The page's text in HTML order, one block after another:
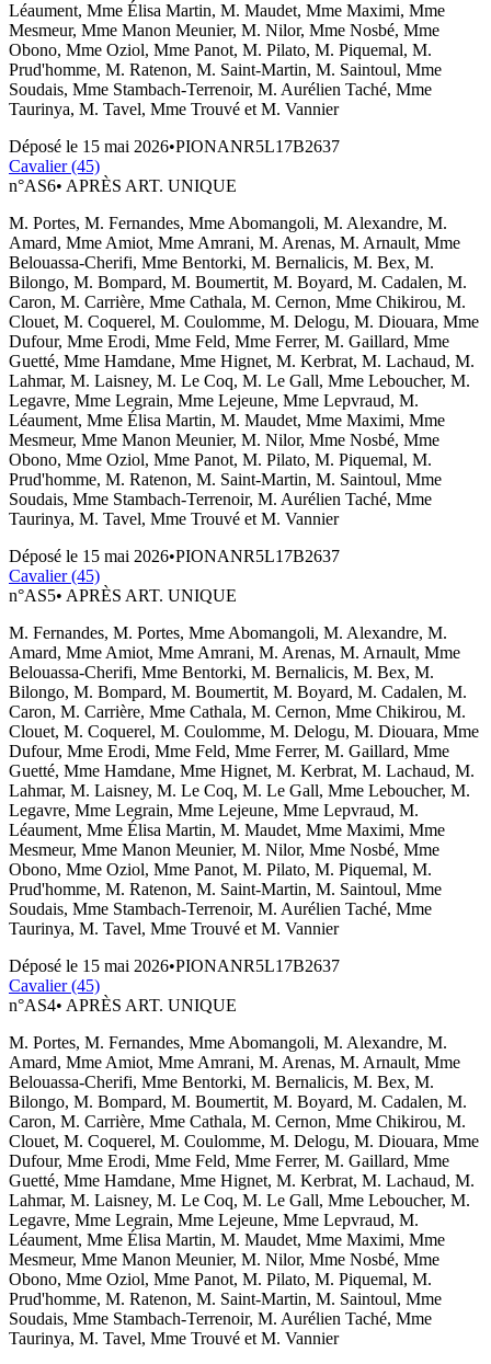
Léaument, Mme Élisa Martin, M. Maudet, Mme Maximi, Mme
Mesmeur, Mme Manon Meunier, M. Nilor, Mme Nosbé, Mme
Obono, Mme Oziol, Mme Panot, M. Pilato, M. Piquemal, M.
Prud'homme, M. Ratenon, M. Saint-Martin, M. Saintoul, Mme
Soudais, Mme Stambach-Terrenoir, M. Aurélien Taché, Mme
Taurinya, M. Tavel, Mme Trouvé et M. Vannier
Déposé le 15 mai 2026•PIONANR5L17B2637
Cavalier (45)
n°AS6• APRÈS ART. UNIQUE
M. Portes, M. Fernandes, Mme Abomangoli, M. Alexandre, M.
Amard, Mme Amiot, Mme Amrani, M. Arenas, M. Arnault, Mme
Belouassa-Cherifi, Mme Bentorki, M. Bernalicis, M. Bex, M.
Bilongo, M. Bompard, M. Boumertit, M. Boyard, M. Cadalen, M.
Caron, M. Carrière, Mme Cathala, M. Cernon, Mme Chikirou, M.
Clouet, M. Coquerel, M. Coulomme, M. Delogu, M. Diouara, Mme
Dufour, Mme Erodi, Mme Feld, Mme Ferrer, M. Gaillard, Mme
Guetté, Mme Hamdane, Mme Hignet, M. Kerbrat, M. Lachaud, M.
Lahmar, M. Laisney, M. Le Coq, M. Le Gall, Mme Leboucher, M.
Legavre, Mme Legrain, Mme Lejeune, Mme Lepvraud, M.
Léaument, Mme Élisa Martin, M. Maudet, Mme Maximi, Mme
Mesmeur, Mme Manon Meunier, M. Nilor, Mme Nosbé, Mme
Obono, Mme Oziol, Mme Panot, M. Pilato, M. Piquemal, M.
Prud'homme, M. Ratenon, M. Saint-Martin, M. Saintoul, Mme
Soudais, Mme Stambach-Terrenoir, M. Aurélien Taché, Mme
Taurinya, M. Tavel, Mme Trouvé et M. Vannier
Déposé le 15 mai 2026•PIONANR5L17B2637
Cavalier (45)
n°AS5• APRÈS ART. UNIQUE
M. Fernandes, M. Portes, Mme Abomangoli, M. Alexandre, M.
Amard, Mme Amiot, Mme Amrani, M. Arenas, M. Arnault, Mme
Belouassa-Cherifi, Mme Bentorki, M. Bernalicis, M. Bex, M.
Bilongo, M. Bompard, M. Boumertit, M. Boyard, M. Cadalen, M.
Caron, M. Carrière, Mme Cathala, M. Cernon, Mme Chikirou, M.
Clouet, M. Coquerel, M. Coulomme, M. Delogu, M. Diouara, Mme
Dufour, Mme Erodi, Mme Feld, Mme Ferrer, M. Gaillard, Mme
Guetté, Mme Hamdane, Mme Hignet, M. Kerbrat, M. Lachaud, M.
Lahmar, M. Laisney, M. Le Coq, M. Le Gall, Mme Leboucher, M.
Legavre, Mme Legrain, Mme Lejeune, Mme Lepvraud, M.
Léaument, Mme Élisa Martin, M. Maudet, Mme Maximi, Mme
Mesmeur, Mme Manon Meunier, M. Nilor, Mme Nosbé, Mme
Obono, Mme Oziol, Mme Panot, M. Pilato, M. Piquemal, M.
Prud'homme, M. Ratenon, M. Saint-Martin, M. Saintoul, Mme
Soudais, Mme Stambach-Terrenoir, M. Aurélien Taché, Mme
Taurinya, M. Tavel, Mme Trouvé et M. Vannier
Déposé le 15 mai 2026•PIONANR5L17B2637
Cavalier (45)
n°AS4• APRÈS ART. UNIQUE
M. Portes, M. Fernandes, Mme Abomangoli, M. Alexandre, M.
Amard, Mme Amiot, Mme Amrani, M. Arenas, M. Arnault, Mme
Belouassa-Cherifi, Mme Bentorki, M. Bernalicis, M. Bex, M.
Bilongo, M. Bompard, M. Boumertit, M. Boyard, M. Cadalen, M.
Caron, M. Carrière, Mme Cathala, M. Cernon, Mme Chikirou, M.
Clouet, M. Coquerel, M. Coulomme, M. Delogu, M. Diouara, Mme
Dufour, Mme Erodi, Mme Feld, Mme Ferrer, M. Gaillard, Mme
Guetté, Mme Hamdane, Mme Hignet, M. Kerbrat, M. Lachaud, M.
Lahmar, M. Laisney, M. Le Coq, M. Le Gall, Mme Leboucher, M.
Legavre, Mme Legrain, Mme Lejeune, Mme Lepvraud, M.
Léaument, Mme Élisa Martin, M. Maudet, Mme Maximi, Mme
Mesmeur, Mme Manon Meunier, M. Nilor, Mme Nosbé, Mme
Obono, Mme Oziol, Mme Panot, M. Pilato, M. Piquemal, M.
Prud'homme, M. Ratenon, M. Saint-Martin, M. Saintoul, Mme
Soudais, Mme Stambach-Terrenoir, M. Aurélien Taché, Mme
Taurinya, M. Tavel, Mme Trouvé et M. Vannier